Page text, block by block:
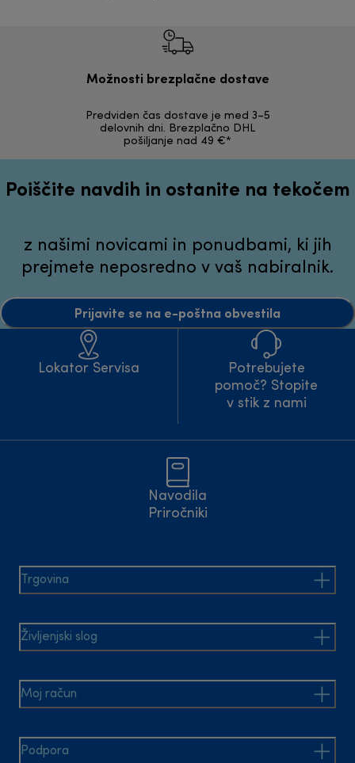
Možnosti brezplačne dostave
Predviden čas dostave je med 3–5
delovnih dni. Brezplačno DHL
pošiljanje nad 49 €*
Poiščite navdih in ostanite na tekočem
z našimi novicami in ponudbami, ki jih
prejmete neposredno v vaš nabiralnik.
Prijavite se na e-poštna obvestila
Lokator Servisa
Potrebujete
pomoč? Stopite
v stik z nami
Navodila
Priročniki
Trgovina
Življenjski slog
Moj račun
Podpora